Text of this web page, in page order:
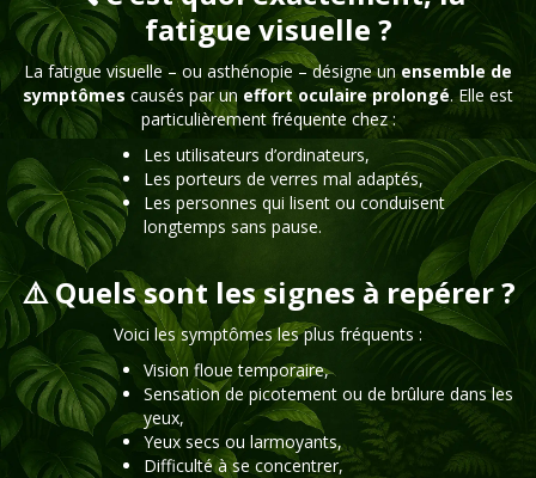
fatigue visuelle ?
La fatigue visuelle – ou asthénopie – désigne unensemble de
symptômes causés par un effort oculaire prolongé. Elle est
particulièrement fréquente chez :
Les utilisateurs d’ordinateurs,
Les porteurs de verres mal adaptés,
Les personnes qui lisent ou conduisent
longtemps sans pause.
⚠️ Quels sont les signes à repérer ?
Voici les symptômes les plus fréquents :
Vision floue temporaire,
Sensation de picotement ou de brûlure dans les
yeux,
Yeux secs ou larmoyants,
Difficulté à se concentrer,